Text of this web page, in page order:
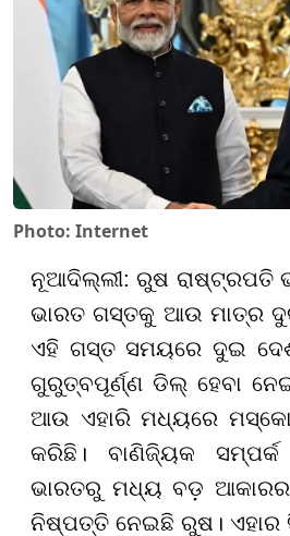
Photo: Internet
ନୂଆଦିଲ୍ଲୀ: ରୁଷ ରାଷ୍ଟ୍ରପତି
ଭାରତ ଗସ୍ତକୁ ଆଉ ମାତ୍ର
ଏହି ଗସ୍ତ ସମୟରେ ଦୁଇ
ଗୁରୁତ୍ବପୂର୍ଣ୍ଣ ଡିଲ୍ ହେବା
ଆଉ ଏହାରି ମଧ୍ୟରେ
କରିଛି। ବାଣିଜ୍ୟିକ
ଭାରତରୁ ମଧ୍ୟ ବଡ଼ ଆକାରର
ନିଷ୍ପତ୍ତି ନେଇଛି ରୁଷ। ଏହାର